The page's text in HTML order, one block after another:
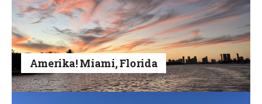
Amerika! Miami, Florida